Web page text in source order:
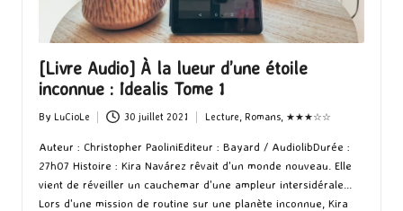
[Livre Audio] À la lueur d’une étoile
inconnue : Idealis Tome 1
Posted
by
By LuCioLe 30 juillet 2021
in
Lecture, Romans, ★★★☆☆
Auteur : Christopher PaoliniEditeur : Bayard / AudiolibDurée :
27h07 Histoire : Kira Navárez rêvait d'un monde nouveau. Elle
vient de réveiller un cauchemar d'une ampleur intersidérale...
Lors d'une mission de routine sur une planète inconnue, Kira